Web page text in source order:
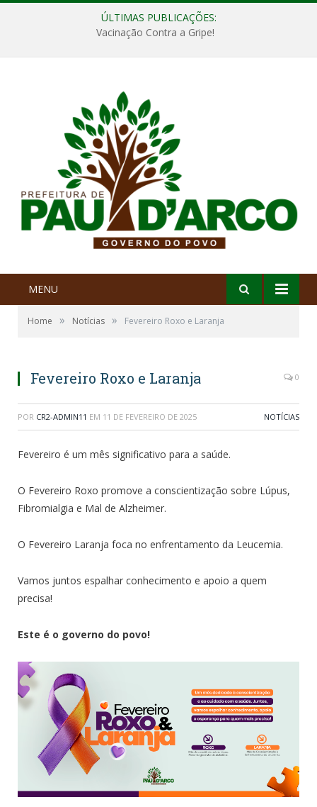
ÚLTIMAS PUBLICAÇÕES:
Vacinação Contra a Gripe!
MENU
Home » Notícias » Fevereiro Roxo e Laranja
Fevereiro Roxo e Laranja 0
POR CR2-ADMIN11 EM 11 DE FEVEREIRO DE 2025 NOTÍCIAS
Fevereiro é um mês significativo para a saúde.
O Fevereiro Roxo promove a conscientização sobre Lúpus,
Fibromialgia e Mal de Alzheimer.
O Fevereiro Laranja foca no enfrentamento da Leucemia.
Vamos juntos espalhar conhecimento e apoio a quem
precisa!
Este é o governo do povo!